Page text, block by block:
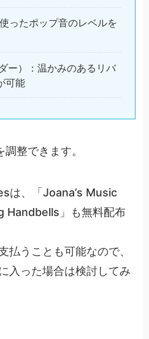
ったポップ音のレベルを
ー）：温かみのあるリバ
可能
整できます。
は、「Joana’s Music
Handbells」も無料配布
払うことも可能なので、
入った場合は検討してみ